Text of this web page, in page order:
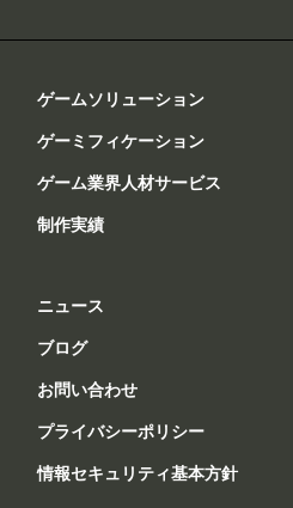
ゲームソリューション
ゲーミフィケーション
ゲーム業界人材サービス
制作実績
ニュース
ブログ
お問い合わせ
プライバシーポリシー
情報セキュリティ基本方針